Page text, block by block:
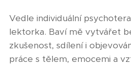
Vedle individuální
lektorka. Baví mě vytvářet
zkušenost, sdílení i
práce s tělem, emocemi a